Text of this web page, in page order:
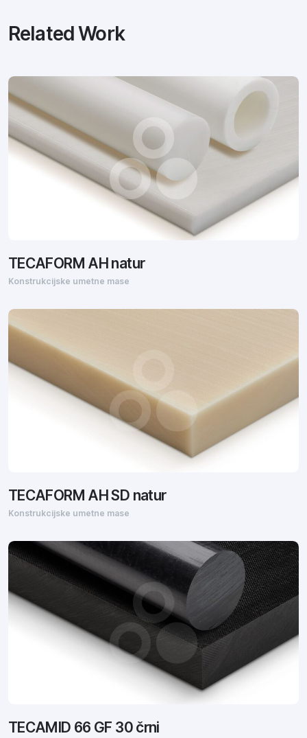
Related Work
TECAFORM AH natur
Konstrukcijske umetne mase
TECAFORM AH SD natur
Konstrukcijske umetne mase
TECAMID 66 GF 30 črni